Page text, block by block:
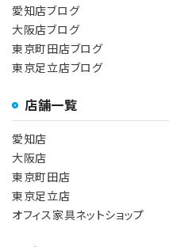
愛知店ブログ
大阪店ブログ
東京町田店ブログ
東京足立店ブログ
店舗一覧
愛知店
大阪店
東京町田店
東京足立店
オフィス家具ネットショップ